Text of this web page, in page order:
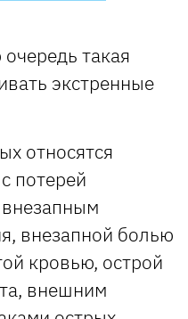
такая
экстренные
относятся
потерей
внезапным
внезапной болью
кровью, острой
внешним